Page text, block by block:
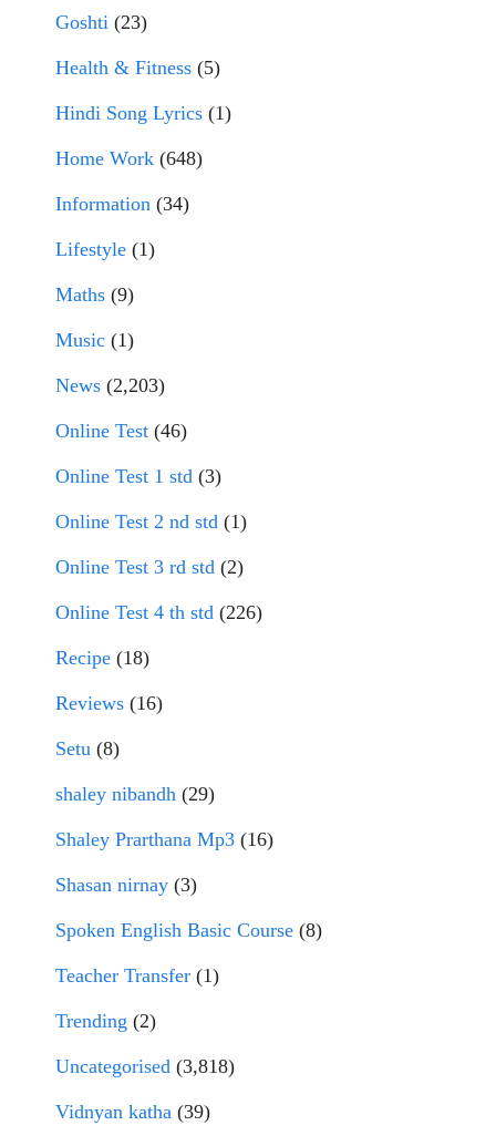
Goshti (23)
Health & Fitness (5)
Hindi Song Lyrics (1)
Home Work (648)
Information (34)
Lifestyle (1)
Maths (9)
Music (1)
News (2,203)
Online Test (46)
Online Test 1 std (3)
Online Test 2 nd std (1)
Online Test 3 rd std (2)
Online Test 4 th std (226)
Recipe (18)
Reviews (16)
Setu (8)
shaley nibandh (29)
Shaley Prarthana Mp3 (16)
Shasan nirnay (3)
Spoken English Basic Course (8)
Teacher Transfer (1)
Trending (2)
Uncategorised (3,818)
Vidnyan katha (39)